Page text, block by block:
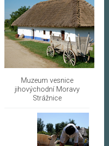
Muzeum vesnice
jihovýchodní Moravy
Strážnice